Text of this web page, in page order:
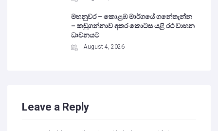
මහනුවර – කොළඹ මාර්ගයේ ගනේතැන්න
– කඩුගන්නාව අතර කොටස යළි රථ වාහන
ධාවනයට
August 4, 2026
Leave a Reply